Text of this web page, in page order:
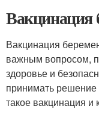
Вакцинация
важным вопросом,
здоровье и
принимать решение
такое вакцинация и